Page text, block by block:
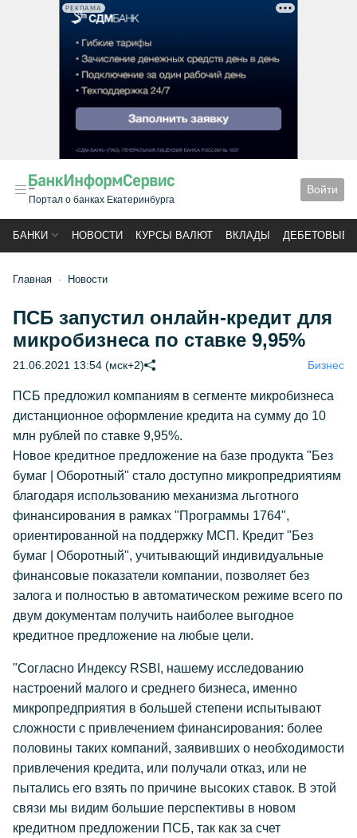
РЕКЛАМА
Портал о банках Екатеринбурга
Войти
БАНКИ НОВОСТИ КУРСЫ ВАЛЮТ ВКЛАДЫ ДЕБЕТОВЫЕ
Главная Новости
ПСБ запустил онлайн-кредит для
микробизнеса по ставке 9,95%
21.06.2021 13:54 (мск+2) Бизнес
ПСБ предложил компаниям в сегменте микробизнеса
дистанционное оформление кредита на сумму до 10
млн рублей по ставке 9,95%.
Новое кредитное предложение на базе продукта "Без
бумаг | Оборотный" стало доступно микропредриятиям
благодаря использованию механизма льготного
финансирования в рамках "Программы 1764",
ориентированной на поддержку МСП. Кредит "Без
бумаг | Оборотный", учитывающий индивидуальные
финансовые показатели компании, позволяет без
залога и полностью в автоматическом режиме всего по
двум документам получить наиболее выгодное
кредитное предложение на любые цели.
"Согласно Индексу RSBI, нашему исследованию
настроений малого и среднего бизнеса, именно
микропредприятия в большей степени испытывают
сложности с привлечением финансирования: более
половины таких компаний, заявивших о необходимости
привлечения кредита, или получали отказ, или не
пытались его взять по причине высоких ставок. В этой
связи мы видим большие перспективы в новом
кредитном предложении ПСБ, так как за счет